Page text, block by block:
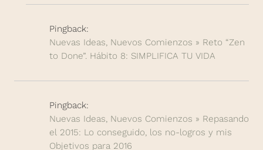
Pingback:
Nuevas Ideas, Nuevos Comienzos » Reto “Zen
to Done”. Hábito 8: SIMPLIFICA TU VIDA
Pingback:
Nuevas Ideas, Nuevos Comienzos » Repasando
el 2015: Lo conseguido, los no-logros y mis
Objetivos para 2016